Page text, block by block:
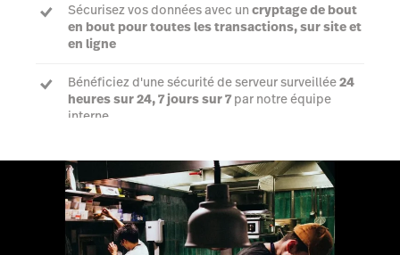
Sécurisez vos données avec un cryptage de bout
en bout pour toutes les transactions, sur site et
en ligne
Bénéficiez d'une sécurité de serveur surveillée24
heures sur 24, 7 jours sur 7par notre équipe
interne
Parler à un expert